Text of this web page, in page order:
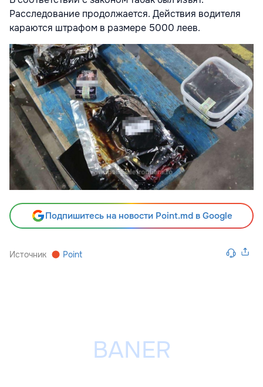
Расследование продолжается. Действия водителя
караются штрафом в размере 5000 леев.
Подпишитесь на новости Point.md в Google
Источник Point